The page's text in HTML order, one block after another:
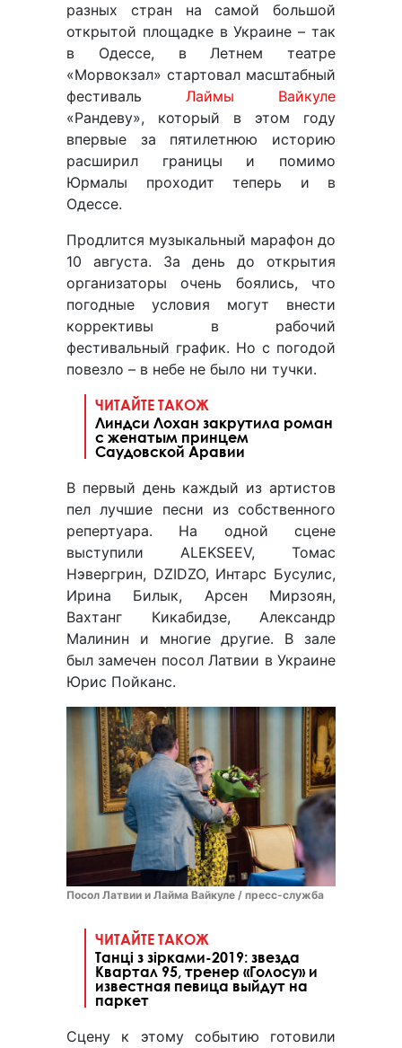
разных стран на самой большой
открытой площадке в Украине – так
в Одессе, в Летнем театре
«Морвокзал» стартовал масштабный
фестиваль Лаймы Вайкуле
«Рандеву», который в этом году
впервые за пятилетнюю историю
расширил границы и помимо
Юрмалы проходит теперь и в
Одессе.
Продлится музыкальный марафон до
10 августа. За день до открытия
организаторы очень боялись, что
погодные условия могут внести
коррективы в рабочий
фестивальный график. Но с погодой
повезло – в небе не было ни тучки.
ЧИТАЙТЕ ТАКОЖ
Линдси Лохан закрутила роман
с женатым принцем
Саудовской Аравии
В первый день каждый из артистов
пел лучшие песни из собственного
репертуара. На одной сцене
выступили ALEKSEEV, Томас
Нэвергрин, DZIDZO, Интарс Бусулис,
Ирина Билык, Арсен Мирзоян,
Вахтанг Кикабидзе, Александр
Малинин и многие другие. В зале
был замечен посол Латвии в Украине
Юрис Пойканс.
Посол Латвии и Лайма Вайкуле / пресс-служба
ЧИТАЙТЕ ТАКОЖ
Танці з зірками-2019: звезда
Квартал 95, тренер «Голосу» и
известная певица выйдут на
паркет
Сцену к этому событию готовили